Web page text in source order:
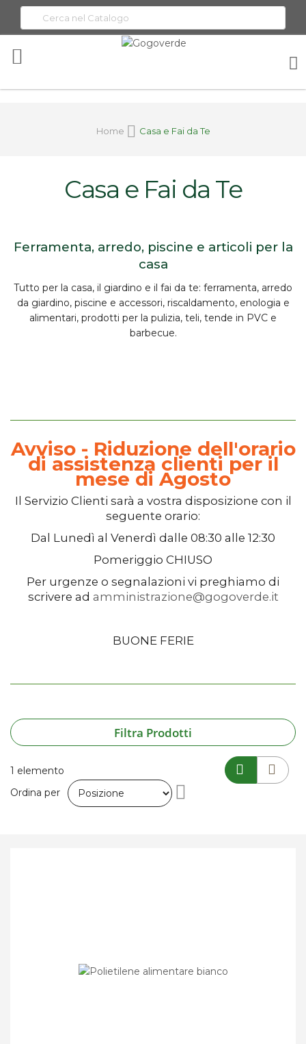
Home Casa e Fai da Te
Casa e Fai da Te
Ferramenta, arredo, piscine e articoli per la
casa
Tutto per la casa, il giardino e il fai da te: ferramenta, arredo
da giardino, piscine e accessori, riscaldamento, enologia e
alimentari, prodotti per la pulizia, teli, tende in PVC e
barbecue.
Avviso - Riduzione dell'orario
di assistenza clienti per il
mese di Agosto
Il Servizio Clienti sarà a vostra disposizione con il
seguente orario:
Dal Lunedì al Venerdì dalle 08:30 alle 12:30
Pomeriggio CHIUSO
Per urgenze o segnalazioni vi preghiamo di
scrivere ad amministrazione@gogoverde.it
BUONE FERIE
Filtra Prodotti
1 elemento
Ordina per